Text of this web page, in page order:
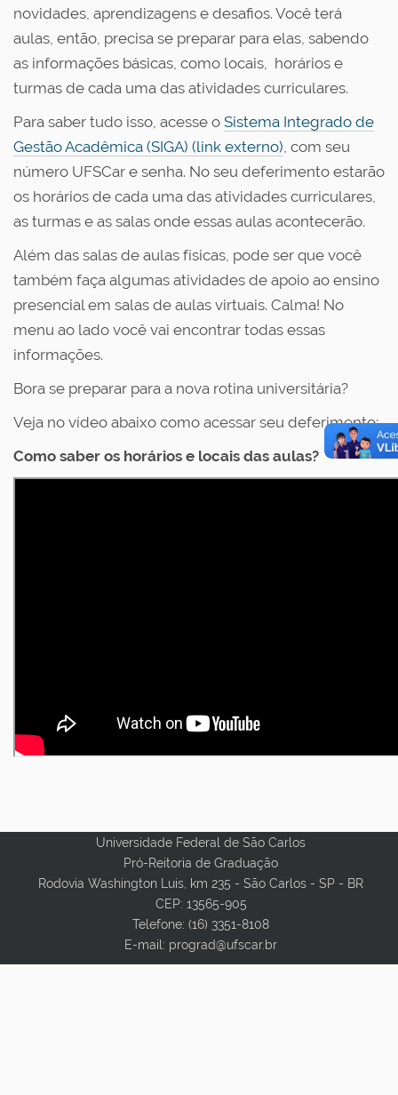
novidades, aprendizagens e desafios. Você terá
aulas, então, precisa se preparar para elas, sabendo
as informações básicas, como locais, horários e
turmas de cada uma das atividades curriculares.
Para saber tudo isso, acesse o Sistema Integrado de
Gestão Acadêmica (SIGA) (link externo), com seu
número UFSCar e senha. No seu deferimento estarão
os horários de cada uma das atividades curriculares,
as turmas e as salas onde essas aulas acontecerão.
Além das salas de aulas físicas, pode ser que você
também faça algumas atividades de apoio ao ensino
presencial em salas de aulas virtuais. Calma! No
menu ao lado você vai encontrar todas essas
informações.
Bora se preparar para a nova rotina universitária?
Veja no vídeo abaixo como acessar seu deferimento:
Como saber os horários e locais das aulas?
Universidade Federal de São Carlos
Pró-Reitoria de Graduação
Rodovia Washington Luis, km 235 - São Carlos - SP - BR
CEP: 13565-905
Telefone: (16) 3351-8108
E-mail: prograd@ufscar.br